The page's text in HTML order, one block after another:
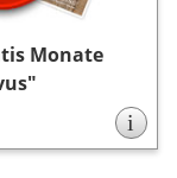
Monate
automatisch,
i